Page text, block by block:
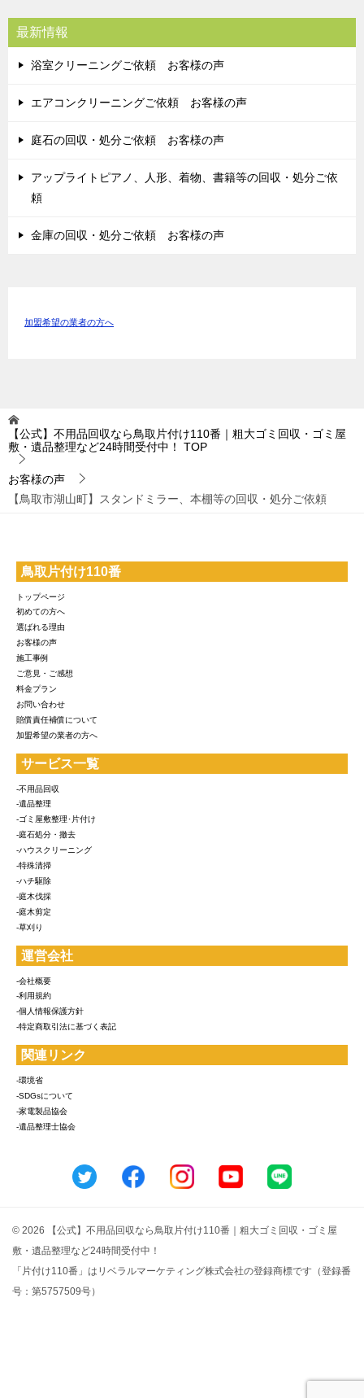
最新情報
浴室クリーニングご依頼 お客様の声
エアコンクリーニングご依頼 お客様の声
庭石の回収・処分ご依頼 お客様の声
アップライトピアノ、人形、着物、書籍等の回収・処分ご依
頼
金庫の回収・処分ご依頼 お客様の声
加盟希望の業者の方へ
【公式】不用品回収なら鳥取片付け110番｜粗大ゴミ回収・ゴミ屋
敷・遺品整理など24時間受付中！
TOP
お客様の声
【鳥取市湖山町】スタンドミラー、本棚等の回収・処分ご依頼
鳥取片付け110番
トップページ
初めての方へ
選ばれる理由
お客様の声
施工事例
ご意見・ご感想
料金プラン
お問い合わせ
賠償責任補償について
加盟希望の業者の方へ
サービス一覧
-不用品回収
-遺品整理
-ゴミ屋敷整理･片付け
-庭石処分・撤去
-ハウスクリーニング
-特殊清掃
-ハチ駆除
-庭木伐採
-庭木剪定
-草刈り
運営会社
-会社概要
-利用規約
-個人情報保護方針
-特定商取引法に基づく表記
関連リンク
-環境省
-SDGsについて
-家電製品協会
-遺品整理士協会
© 2026 【公式】不用品回収なら鳥取片付け110番｜粗大ゴミ回収・ゴミ屋
敷・遺品整理など24時間受付中！
「片付け110番」はリベラルマーケティング株式会社の登録商標です（登録番
号：第5757509号）